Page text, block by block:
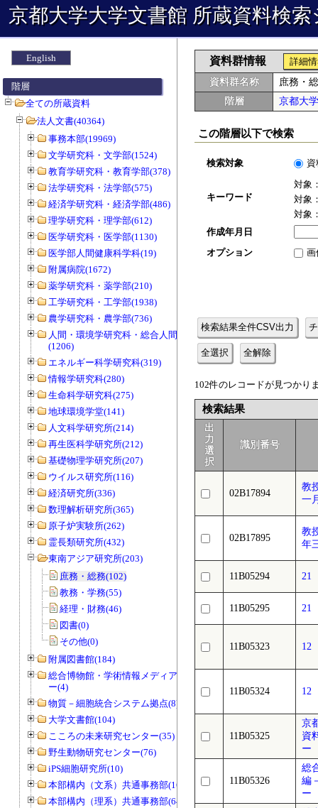
京都大学大学文書館 所蔵資料検
English
階層
全ての所蔵資料
法人文書(40364)
事務本部(19969)
文学研究科・文学部(1524)
教育学研究科・教育学部(378)
法学研究科・法学部(575)
経済学研究科・経済学部(486)
理学研究科・理学部(612)
医学研究科・医学部(1130)
医学部人間健康科学科(19)
附属病院(1672)
薬学研究科・薬学部(210)
工学研究科・工学部(1938)
農学研究科・農学部(736)
人間・環境学研究科・総合人間学部
(1206)
エネルギー科学研究科(319)
情報学研究科(280)
生命科学研究科(275)
地球環境学堂(141)
人文科学研究所(214)
再生医科学研究所(212)
基礎物理学研究所(207)
ウイルス研究所(116)
経済研究所(336)
数理解析研究所(365)
原子炉実験所(262)
霊長類研究所(432)
東南アジア研究所(203)
庶務・総務(102)
教務・学務(55)
経理・財務(46)
図書(0)
その他(0)
附属図書館(184)
総合博物館・学術情報メディアセンタ
ー(4)
物質－細胞統合システム拠点(8)
大学文書館(104)
こころの未来研究センター(35)
野生動物研究センター(76)
iPS細胞研究所(10)
本部構内（文系）共通事務部(165)
本部構内（理系）共通事務部(646)
資料群情報
詳細
資料群名称
庶務・
階層
京都大
この階層以下で検索
検索対象 資
キーワード
対象
対象
対象
作成年月日
オプション
画
検索結果全件CSV出力
全選択 全解除
102件のレコードが見つかり
検索結果
出
力
選
択
識別番号
02B17894
教
一
02B17895
教
年
11B05294 21
11B05295 21
11B05323 12
11B05324 12
11B05325
京
資
ー
11B05326
総
編
ー